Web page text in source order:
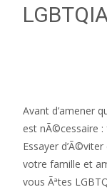
Avant d’amener
est nÃ©cessaire
Essayer
votre famille et
vous Ãªtes